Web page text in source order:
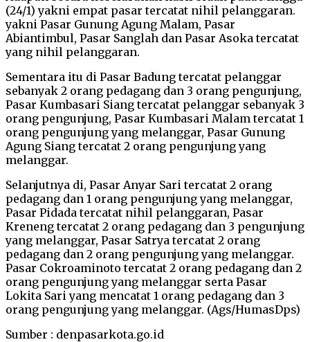
(24/1) yakni empat pasar tercatat nihil pelanggaran.
yakni Pasar Gunung Agung Malam, Pasar
Abiantimbul, Pasar Sanglah dan Pasar Asoka tercatat
yang nihil pelanggaran.
Sementara itu di Pasar Badung tercatat pelanggar
sebanyak 2 orang pedagang dan 3 orang pengunjung,
Pasar Kumbasari Siang tercatat pelanggar sebanyak 3
orang pengunjung, Pasar Kumbasari Malam tercatat 1
orang pengunjung yang melanggar, Pasar Gunung
Agung Siang tercatat 2 orang pengunjung yang
melanggar.
Selanjutnya di, Pasar Anyar Sari tercatat 2 orang
pedagang dan 1 orang pengunjung yang melanggar,
Pasar Pidada tercatat nihil pelanggaran, Pasar
Kreneng tercatat 2 orang pedagang dan 3 pengunjung
yang melanggar, Pasar Satrya tercatat 2 orang
pedagang dan 2 orang pengunjung yang melanggar.
Pasar Cokroaminoto tercatat 2 orang pedagang dan 2
orang pengunjung yang melanggar serta Pasar
Lokita Sari yang mencatat 1 orang pedagang dan 3
orang pengunjung yang melanggar. (Ags/HumasDps)
Sumber : denpasarkota.go.id